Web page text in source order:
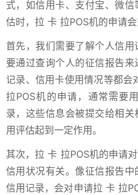
式，如信用卡、支付宝、微
估时，拉 卡 拉POS机的申请
首先，我们需要了解个人信
要通过查询个人的征信报告
记录、信用卡使用情况等都
拉POS机的申请，通常需要
录，这些信息会被提交给相
用评估起到一定作用。
其次，拉 卡 拉POS机的申请
信用状况有关。像征信报告
信用记录，会对申请拉 卡 拉